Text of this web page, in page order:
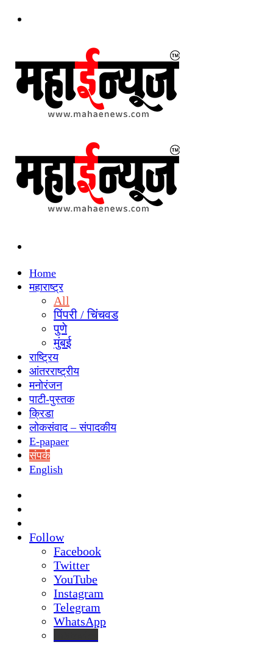
Home
महाराष्ट्र
All
पिंपरी / चिंचवड
पुणे
मुंबई
राष्ट्रिय
आंतरराष्ट्रीय
मनोरंजन
पाटी-पुस्तक
क्रिडा
लोकसंवाद – संपादकीय
E-papaer
संपर्क
English
Follow
Facebook
Twitter
YouTube
Instagram
Telegram
WhatsApp